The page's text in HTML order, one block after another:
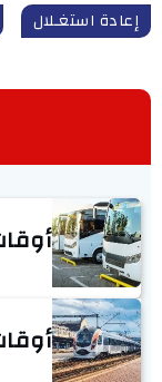
إعادة استغـلال